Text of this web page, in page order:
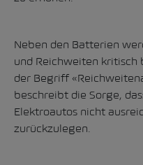
Neben den Batterien
und Reichweiten kritisch
der Begriff
beschreibt die Sorge,
Elektroautos nicht
zurückzulegen.